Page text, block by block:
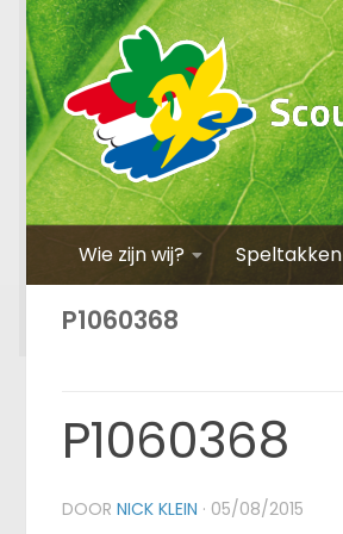
Wie zijn wij? Speltakken
P1060368
P1060368
DOOR NICK KLEIN · 05/08/2015